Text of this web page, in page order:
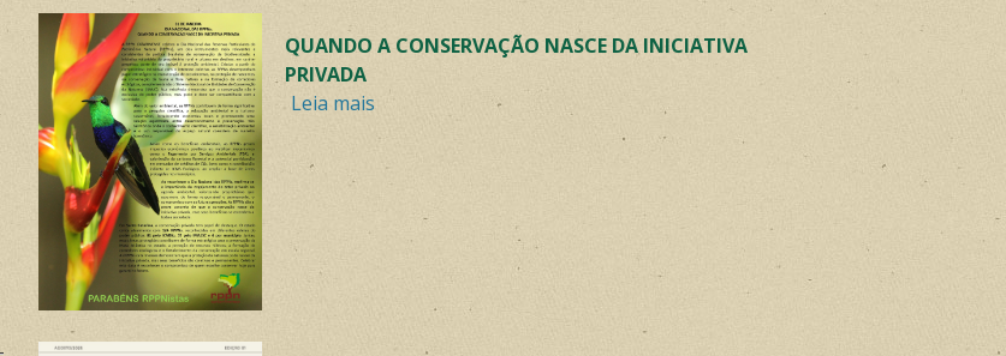
QUANDO A CONSERVAÇÃO NASCE DA INICIATIVA
PRIVADA
Leia mais